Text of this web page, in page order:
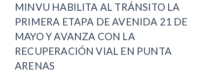
MINVU HABILITA AL TRÁNSITO LA
PRIMERA ETAPA DE AVENIDA 21 DE
MAYO Y AVANZA CON LA
RECUPERACIÓN VIAL EN PUNTA
ARENAS